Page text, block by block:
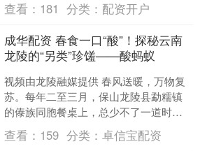
胸肌发达，脚杆高而....
查看： 181 分类： 配资开户
成华配资 春食一口“酸”！探秘云南
龙陵的“另类”珍馐——酸蚂蚁
视频由龙陵融媒提供 春风送暖，万物复
苏。每年二至三月，保山龙陵县勐糯镇
的傣族同胞餐桌上，总少不了一道时令
美味。它并非田间地头的野菜，而是藏
于山林枝头的“另类”珍....
查看： 159 分类：卓信宝配资